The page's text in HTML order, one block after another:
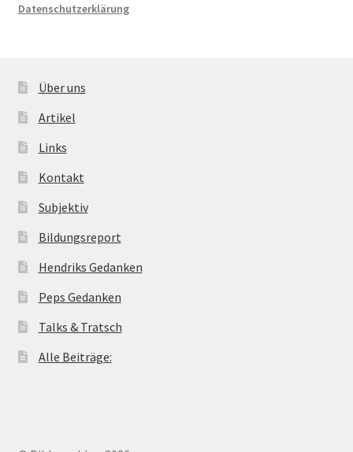
Datenschutzerklärung
Über uns
Artikel
Links
Kontakt
Subjektiv
Bildungsreport
Hendriks Gedanken
Peps Gedanken
Talks & Tratsch
Alle Beiträge: